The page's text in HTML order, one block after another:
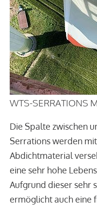
WTS-SERRATIONS
Die Spalte zwischen
Serrations werden
Abdichtmaterial
eine sehr hohe
Aufgrund dieser sehr
ermöglicht auch eine